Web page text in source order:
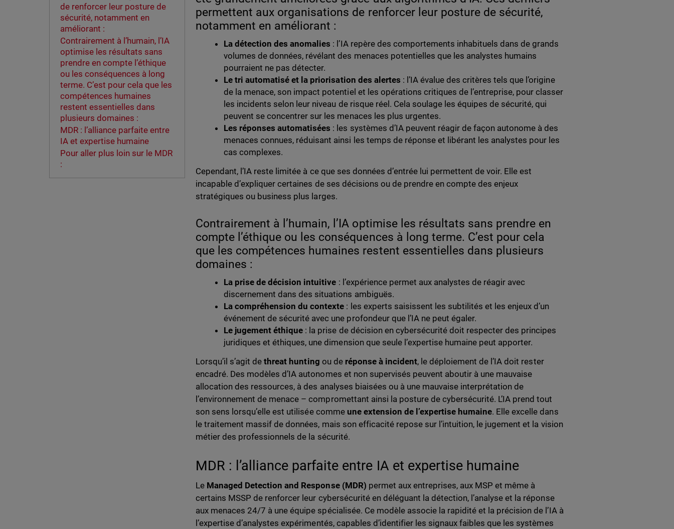
de renforcer leur posture de
sécurité, notamment en
améliorant :
Contrairement à l’humain, l’IA
optimise les résultats sans
prendre en compte l’éthique
ou les conséquences à long
terme. C’est pour cela que les
compétences humaines
restent essentielles dans
plusieurs domaines :
MDR : l’alliance parfaite entre
IA et expertise humaine
Pour aller plus loin sur le MDR
:
permettent aux organisations de renforcer leur posture de sécurité,
notamment en améliorant :
La détection des anomalies : l’IA repère des comportements inhabituels dans de grands
volumes de données, révélant des menaces potentielles que les analystes humains
pourraient ne pas détecter.
Le tri automatisé et la priorisation des alertes : l’IA évalue des critères tels que l’origine
de la menace, son impact potentiel et les opérations critiques de l’entreprise, pour classer
les incidents selon leur niveau de risque réel. Cela soulage les équipes de sécurité, qui
peuvent se concentrer sur les menaces les plus urgentes.
Les réponses automatisées : les systèmes d’IA peuvent réagir de façon autonome à des
menaces connues, réduisant ainsi les temps de réponse et libérant les analystes pour les
cas complexes.
Cependant, l’IA reste limitée à ce que ses données d’entrée lui permettent de voir. Elle est
incapable d’expliquer certaines de ses décisions ou de prendre en compte des enjeux
stratégiques ou business plus larges.
Contrairement à l’humain, l’IA optimise les résultats sans prendre en
compte l’éthique ou les conséquences à long terme. C’est pour cela
que les compétences humaines restent essentielles dans plusieurs
domaines :
La prise de décision intuitive : l’expérience permet aux analystes de réagir avec
discernement dans des situations ambiguës.
La compréhension du contexte : les experts saisissent les subtilités et les enjeux d’un
événement de sécurité avec une profondeur que l’IA ne peut égaler.
Le jugement éthique : la prise de décision en cybersécurité doit respecter des principes
juridiques et éthiques, une dimension que seule l’expertise humaine peut apporter.
Lorsqu’il s’agit dethreat hunting ou de réponse à incident, le déploiement de l’IA doit rester
encadré. Des modèles d’IA autonomes et non supervisés peuvent aboutir à une mauvaise
allocation des ressources, à des analyses biaisées ou à une mauvaise interprétation de
l’environnement de menace – compromettant ainsi la posture de cybersécurité. L’IA prend tout
son sens lorsqu’elle est utilisée comme une extension de l’expertise humaine. Elle excelle dans
le traitement massif de données, mais son efficacité repose sur l’intuition, le jugement et la vision
métier des professionnels de la sécurité.
MDR : l’alliance parfaite entre IA et expertise humaine
Le Managed Detection and Response (MDR) permet aux entreprises, aux MSP et même à
certains MSSP de renforcer leur cybersécurité en déléguant la détection, l’analyse et la réponse
aux menaces 24/7 à une équipe spécialisée. Ce modèle associe la rapidité et la précision de l’IA à
l’expertise d’analystes expérimentés, capables d’identifier les signaux faibles que les systèmes